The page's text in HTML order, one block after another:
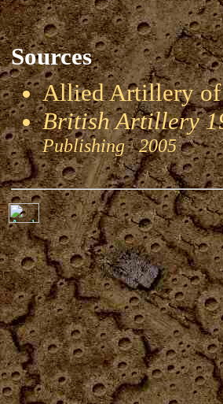
Sources
Allied Artillery
British Artillery
Publishing 2005